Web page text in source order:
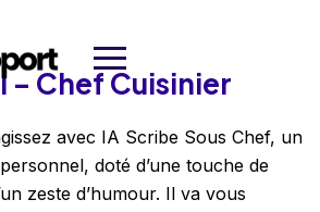
– Chef Cuisinier
avec IA Scribe Sous Chef, un
doté d’une touche de
zeste d’humour. Il va vous